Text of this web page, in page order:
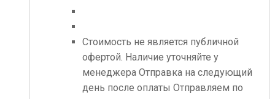
Стоимость не является публичной
офертой. Наличие уточняйте у
менеджера Отправка на следующий
день после оплаты Отправляем по